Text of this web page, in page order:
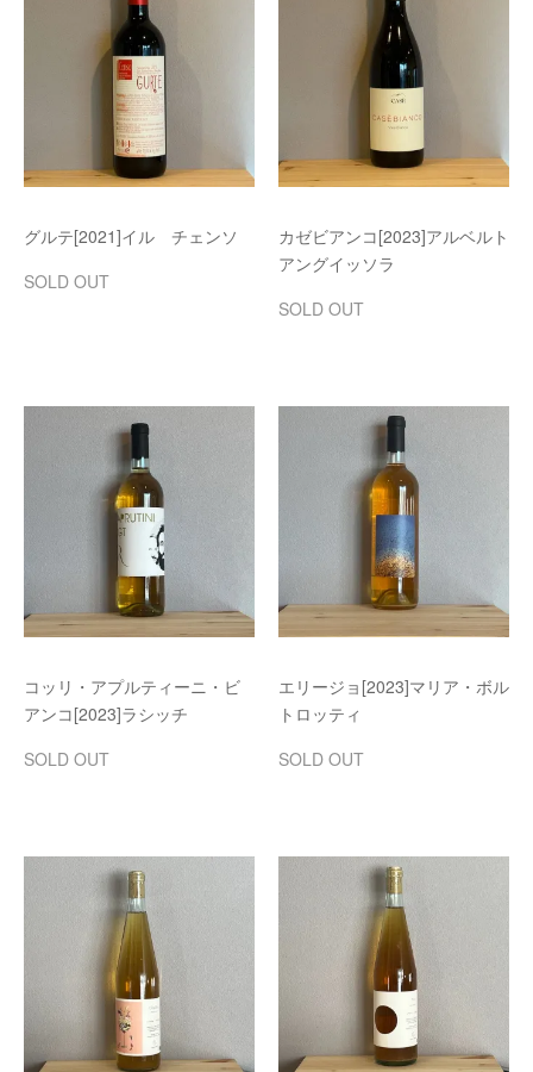
グルテ[2021]イル チェンソ
SOLD OUT
カゼビアンコ[2023]アルベルト
アングイッソラ
SOLD OUT
コッリ・アプルティーニ・ビ
アンコ[2023]ラシッチ
SOLD OUT
エリージョ[2023]マリア・ボル
トロッティ
SOLD OUT